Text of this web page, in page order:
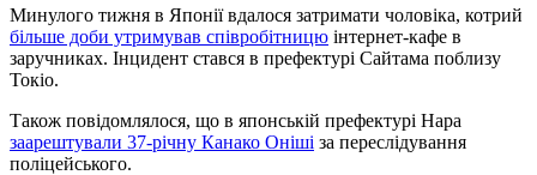
Минулого тижня в Японії вдалося затримати чоловіка, котрий
більше доби утримував співробітницю інтернет-кафе в
заручниках. Інцидент стався в префектурі Сайтама поблизу
Токіо.
Також повідомлялося, що в японській префектурі Нара
заарештували 37-річну Канако Оніші за переслідування
поліцейського.